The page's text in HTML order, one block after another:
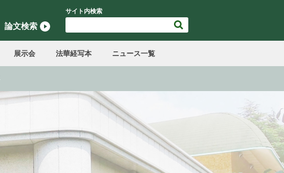
論文検索
サイト内検索
展示会 法華経写本 ニュース一覧